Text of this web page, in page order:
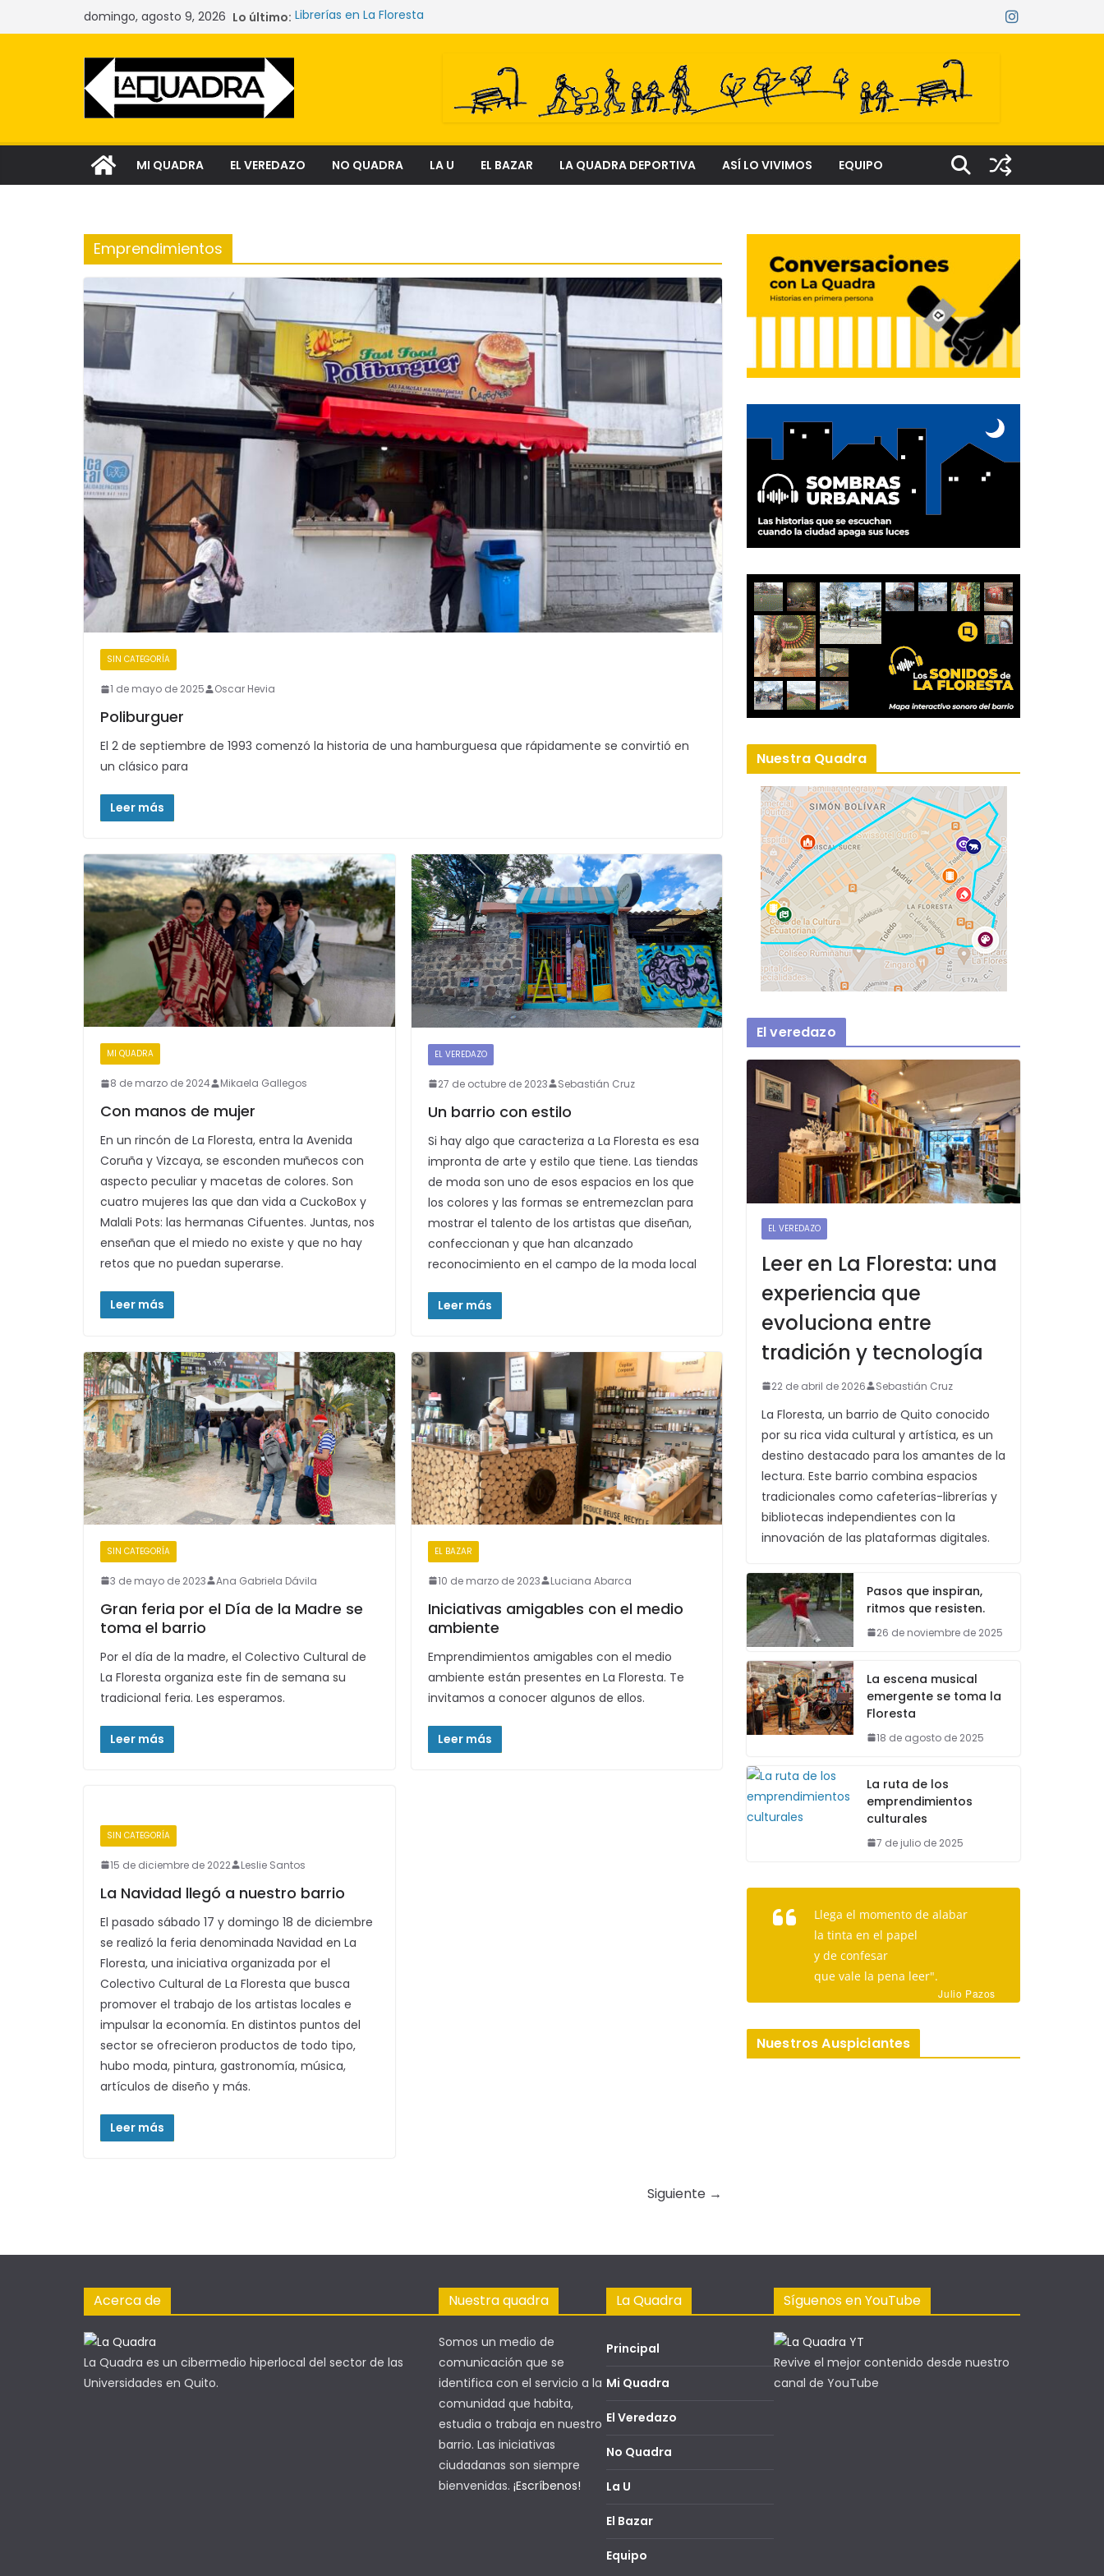
al
domingo, agosto 9, 2026 Lo último: Librerías en La Floresta
Las mujeres que sostienen los mercados de Quito
Narcocultura: el fenómeno que transforma el delito en
MI QUADRA EL VEREDAZO NO QUADRA LA U EL BAZAR LA QUADRA DEPORTIVA ASÍ LO VIVIMOS EQUIPO
Emprendimientos
SIN CATEGORÍA
1 de mayo de 2025 Oscar Hevia
Poliburguer
El 2 de septiembre de 1993 comenzó la historia de una hamburguesa que rápidamente se convirtió en
un clásico para
Leer más
MI QUADRA
8 de marzo de 2024 Mikaela Gallegos
Con manos de mujer
En un rincón de La Floresta, entra la Avenida
Coruña y Vizcaya, se esconden muñecos con
aspecto peculiar y macetas de colores. Son
cuatro mujeres las que dan vida a CuckoBox y
Malali Pots: las hermanas Cifuentes. Juntas, nos
enseñan que el miedo no existe y que no hay
retos que no puedan superarse.
Leer más
EL VEREDAZO
27 de octubre de 2023 Sebastián Cruz
Un barrio con estilo
Si hay algo que caracteriza a La Floresta es esa
impronta de arte y estilo que tiene. Las tiendas
de moda son uno de esos espacios en los que
los colores y las formas se entremezclan para
mostrar el talento de los artistas que diseñan,
confeccionan y que han alcanzado
reconocimiento en el campo de la moda local
Leer más
SIN CATEGORÍA
3 de mayo de 2023 Ana Gabriela Dávila
Gran feria por el Día de la Madre se
toma el barrio
Por el día de la madre, el Colectivo Cultural de
La Floresta organiza este fin de semana su
tradicional feria. Les esperamos.
Leer más
EL BAZAR
10 de marzo de 2023 Luciana Abarca
Iniciativas amigables con el medio
ambiente
Emprendimientos amigables con el medio
ambiente están presentes en La Floresta. Te
invitamos a conocer algunos de ellos.
Leer más
SIN CATEGORÍA
15 de diciembre de 2022 Leslie Santos
La Navidad llegó a nuestro barrio
El pasado sábado 17 y domingo 18 de diciembre
se realizó la feria denominada Navidad en La
Floresta, una iniciativa organizada por el
Colectivo Cultural de La Floresta que busca
promover el trabajo de los artistas locales e
impulsar la economía. En distintos puntos del
sector se ofrecieron productos de todo tipo,
hubo moda, pintura, gastronomía, música,
artículos de diseño y más.
Leer más
Siguiente →
Nuestra Quadra
El veredazo
EL VEREDAZO
Leer en La Floresta: una
experiencia que
evoluciona entre
tradición y tecnología
22 de abril de 2026 Sebastián Cruz
La Floresta, un barrio de Quito conocido
por su rica vida cultural y artística, es un
destino destacado para los amantes de la
lectura. Este barrio combina espacios
tradicionales como cafeterías-librerías y
bibliotecas independientes con la
innovación de las plataformas digitales.
Pasos que inspiran,
ritmos que resisten.
26 de noviembre de 2025
La escena musical
emergente se toma la
Floresta
18 de agosto de 2025
La ruta de los
emprendimientos
culturales
7 de julio de 2025
Llega el momento de alabar
la tinta en el papel
y de confesar
que vale la pena leer".
Julio Pazos
Nuestros Auspiciantes
Acerca de
La Quadra es un cibermedio hiperlocal del sector de las
Universidades en Quito.
Nuestra quadra
Somos un medio de
comunicación que se
identifica con el servicio a la
comunidad que habita,
estudia o trabaja en nuestro
barrio. Las iniciativas
ciudadanas son siempre
bienvenidas. ¡Escríbenos!
La Quadra
Principal
Mi Quadra
El Veredazo
No Quadra
La U
El Bazar
Equipo
Síguenos en YouTube
Revive el mejor contenido desde nuestro
canal de YouTube